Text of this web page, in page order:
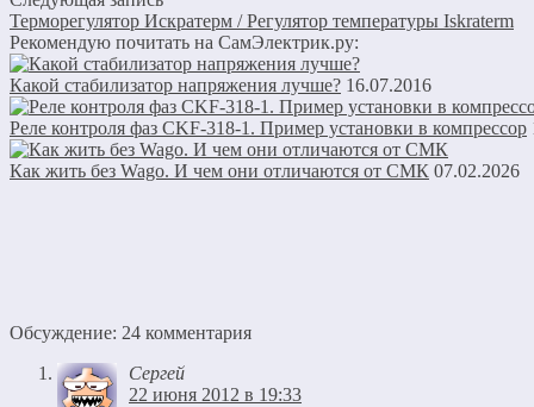
Терморегулятор Искратерм / Регулятор температуры Iskraterm
Рекомендую почитать на СамЭлектрик.ру:
Какой стабилизатор напряжения лучше? 16.07.2016
Реле контроля фаз CKF-318-1. Пример установки в компрессор
Как жить без Wago. И чем они отличаются от СМК 07.02.2026
Обсуждение: 24 комментария
Сергей
22 июня 2012 в 19:33